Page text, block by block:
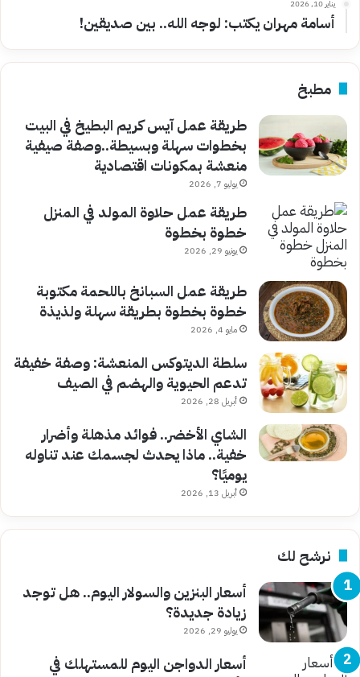
يناير 10, 2026
أسامة مهران يكتب: لوجه الله.. بين صديقين!
مطبخ
طريقة عمل آيس كريم البطيخ في البيت
بخطوات سهلة وبسيطة..وصفة صيفية
منعشة بمكونات اقتصادية
يوليو 7, 2026
طريقة عمل حلاوة المولد في المنزل
خطوة بخطوة
يونيو 29, 2026
طريقة عمل السبانخ باللحمة مكتوبة
خطوة بخطوة بطريقة سهلة ولذيذة
مايو 4, 2026
سلطة الديتوكس المنعشة: وصفة خفيفة
تدعم الحيوية والهضم في الصيف
أبريل 28, 2026
الشاي الأخضر.. فوائد مذهلة وأضرار
خفية.. ماذا يحدث لجسمك عند تناوله
يوميًا؟
أبريل 13, 2026
نرشح لك
أسعار البنزين والسولار اليوم.. هل توجد
زيادة جديدة؟
يوليو 29, 2026
أسعار الدواجن اليوم للمستهلك في